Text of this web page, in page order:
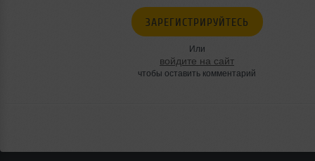
ЗАРЕГИСТРИРУЙТЕСЬ
Или
войдите на сайт
чтобы оставить комментарий